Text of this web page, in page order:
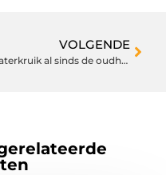
VOLGENDE
Waterkruik al sinds de oudheid voor pijnverlichting